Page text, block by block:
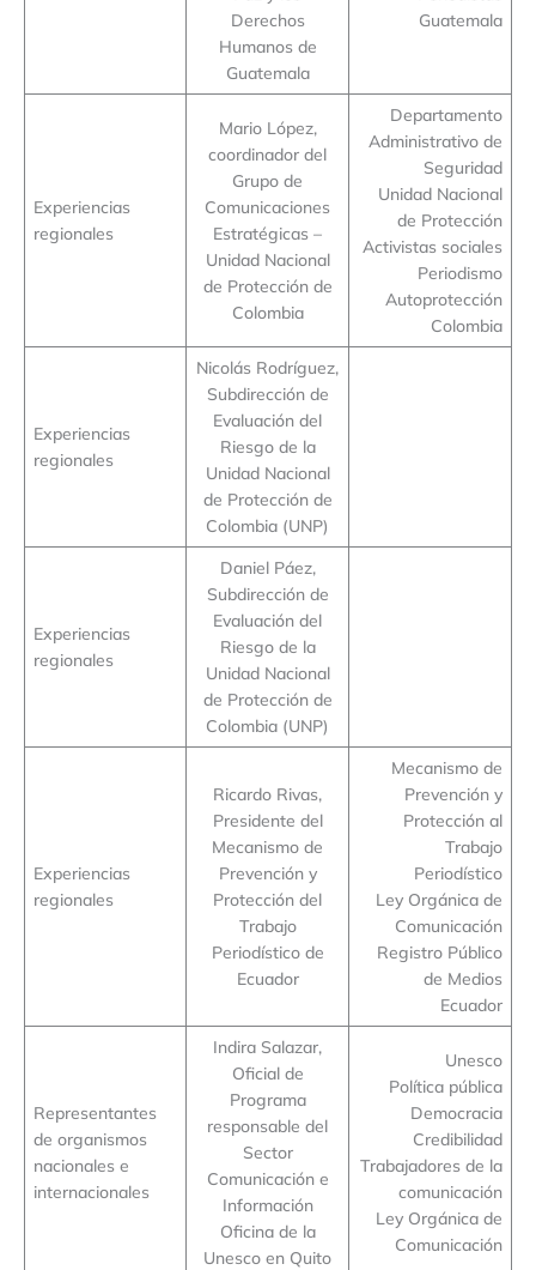
Derechos
Humanos de
Guatemala
Guatemala
Experiencias
regionales
Mario López,
coordinador del
Grupo de
Comunicaciones
Estratégicas –
Unidad Nacional
de Protección de
Colombia
Departamento
Administrativo de
Seguridad
Unidad Nacional
de Protección
Activistas sociales
Periodismo
Autoprotección
Colombia
Experiencias
regionales
Nicolás Rodríguez,
Subdirección de
Evaluación del
Riesgo de la
Unidad Nacional
de Protección de
Colombia (UNP)
Experiencias
regionales
Daniel Páez,
Subdirección de
Evaluación del
Riesgo de la
Unidad Nacional
de Protección de
Colombia (UNP)
Experiencias
regionales
Ricardo Rivas,
Presidente del
Mecanismo de
Prevención y
Protección del
Trabajo
Periodístico de
Ecuador
Mecanismo de
Prevención y
Protección al
Trabajo
Periodístico
Ley Orgánica de
Comunicación
Registro Público
de Medios
Ecuador
Representantes
de organismos
nacionales e
internacionales
Indira Salazar,
Oficial de
Programa
responsable del
Sector
Comunicación e
Información
Oficina de la
Unesco en Quito
Unesco
Política pública
Democracia
Credibilidad
Trabajadores de la
comunicación
Ley Orgánica de
Comunicación